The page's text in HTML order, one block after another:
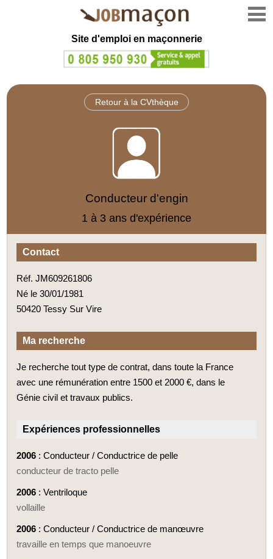
Site d'emploi en maçonnerie
Retour à la CVthèque
Conducteur d'engin
1 à 3 ans d'expérience
Contact
Réf. JM609261806
Né le 30/01/1981
50420 Tessy Sur Vire
Ma recherche
Je recherche tout type de contrat, dans toute la France
avec une rémunération entre 1500 et 2000 €, dans le
Génie civil et travaux publics.
Expériences professionnelles
2006 : Conducteur / Conductrice de pelle
conducteur de tracto pelle
2006 : Ventriloque
vollaille
2006 : Conducteur / Conductrice de manœuvre
travaille en temps que manoeuvre